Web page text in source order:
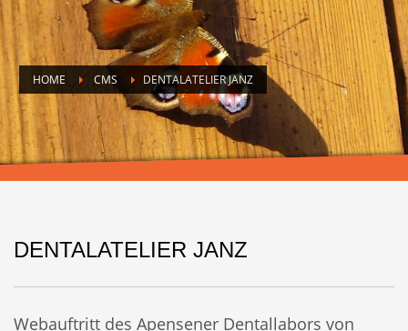
HOME CMS DENTALATELIER JANZ
DENTALATELIER JANZ
Webauftritt des Apensener Dentallabors von